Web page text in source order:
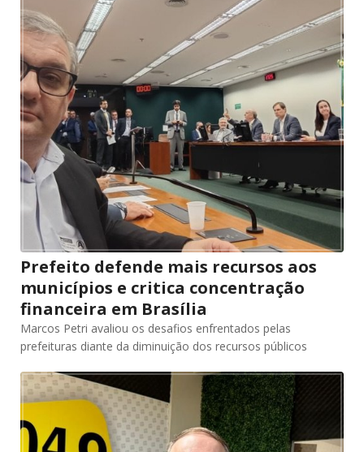
Prefeito defende mais recursos aos
municípios e critica concentração
financeira em Brasília
Marcos Petri avaliou os desafios enfrentados pelas
prefeituras diante da diminuição dos recursos públicos